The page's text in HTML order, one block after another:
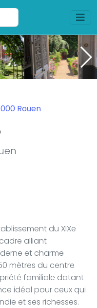
Rouen
du XIXe
alliant
et charme
mètres du centre
familiale datant
idéal pour ceux qui
et ses richesses.